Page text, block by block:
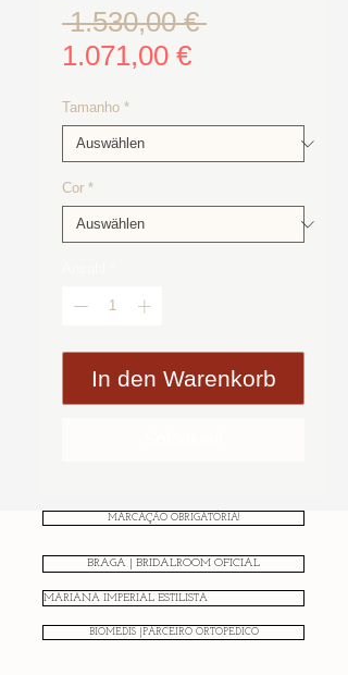
1.530,00 € Standardpreis
1.071,00 €Sale-
Tamanho *
Cor *
In den Warenkorb
MARCAÇÃO OBRIGATÓRIA!
BRAGA | BRIDALROOM OFICIAL
MARIANA IMPERIAL ESTILISTA
BIOMEDIS |PARCEIRO ORTOPÉDICO